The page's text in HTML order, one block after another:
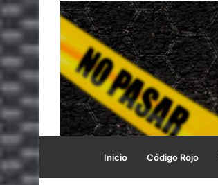
Inicio Código Rojo